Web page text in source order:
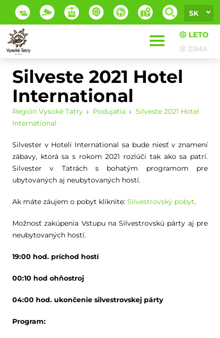
SK
LETO
ZIMA
Silveste 2021 Hotel
International
Región Vysoké Tatry Podujatia
Silveste 2021 Hotel
International
Silvester v Hoteli International sa bude niesť v znamení
zábavy, ktorá sa s rokom 2021 rozlúči tak ako sa patrí.
Silvester v Tatrách s bohatým programom pre
ubytovaných aj neubytovaných hostí.
Ak máte záujem o pobyt kliknite: Silvestrovský pobyt.
Možnosť zakúpenia Vstupu na Silvestrovskú párty aj pre
neubytovaných hostí.
19:00 hod. príchod hostí
00:10 hod ohňostroj
04:00 hod. ukončenie silvestrovskej párty
Program: